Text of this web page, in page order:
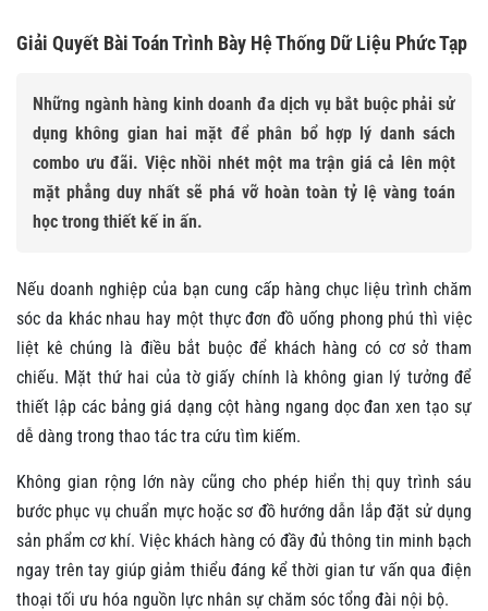
Giải Quyết Bài Toán Trình Bày Hệ Thống Dữ Liệu Phức Tạp
Những ngành hàng kinh doanh đa dịch vụ bắt buộc phải sử
dụng không gian hai mặt để phân bổ hợp lý danh sách
combo ưu đãi. Việc nhồi nhét một ma trận giá cả lên một
mặt phẳng duy nhất sẽ phá vỡ hoàn toàn tỷ lệ vàng toán
học trong thiết kế in ấn.
Nếu doanh nghiệp của bạn cung cấp hàng chục liệu trình chăm
sóc da khác nhau hay một thực đơn đồ uống phong phú thì việc
liệt kê chúng là điều bắt buộc để khách hàng có cơ sở tham
chiếu. Mặt thứ hai của tờ giấy chính là không gian lý tưởng để
thiết lập các bảng giá dạng cột hàng ngang dọc đan xen tạo sự
dễ dàng trong thao tác tra cứu tìm kiếm.
Không gian rộng lớn này cũng cho phép hiển thị quy trình sáu
bước phục vụ chuẩn mực hoặc sơ đồ hướng dẫn lắp đặt sử dụng
sản phẩm cơ khí. Việc khách hàng có đầy đủ thông tin minh bạch
ngay trên tay giúp giảm thiểu đáng kể thời gian tư vấn qua điện
thoại tối ưu hóa nguồn lực nhân sự chăm sóc tổng đài nội bộ.